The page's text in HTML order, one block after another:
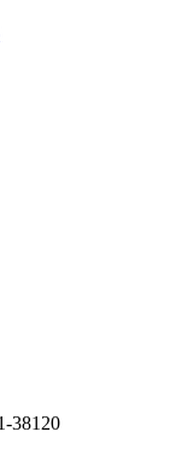
38120